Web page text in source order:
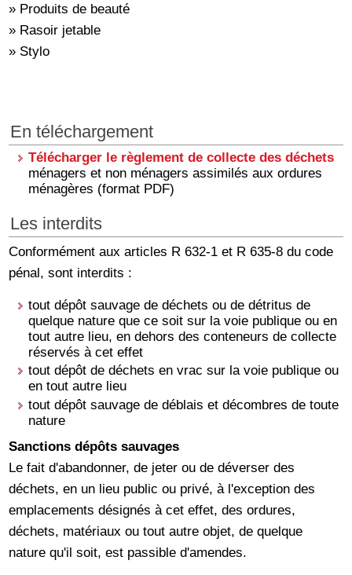
» Produits de beauté
» Rasoir jetable
» Stylo
En téléchargement
Télécharger le règlement de collecte des déchets
ménagers et non ménagers assimilés aux ordures
ménagères (format PDF)
Les interdits
Conformément aux articles R 632-1 et R 635-8 du code
pénal, sont interdits :
tout dépôt sauvage de déchets ou de détritus de
quelque nature que ce soit sur la voie publique ou en
tout autre lieu, en dehors des conteneurs de collecte
réservés à cet effet
tout dépôt de déchets en vrac sur la voie publique ou
en tout autre lieu
tout dépôt sauvage de déblais et décombres de toute
nature
Sanctions dépôts sauvages
Le fait d'abandonner, de jeter ou de déverser des
déchets, en un lieu public ou privé, à l'exception des
emplacements désignés à cet effet, des ordures,
déchets, matériaux ou tout autre objet, de quelque
nature qu'il soit, est passible d'amendes.